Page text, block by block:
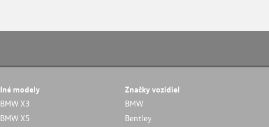
Iné modely
BMW X3
BMW X5
Značky vozidiel
BMW
Bentley